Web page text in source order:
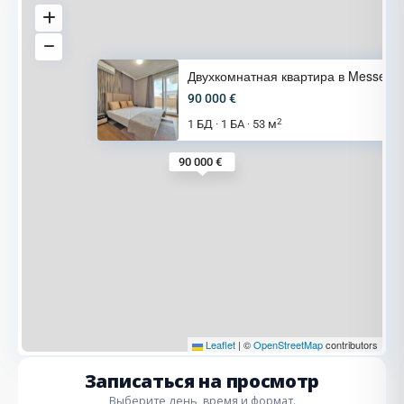
90 000 €
Двухкомнатная квартира в Messe
90 000 €
1 БД · 1 БА · 53 м2
Leaflet | ©OpenStreetMapcontributors
Записаться на просмотр